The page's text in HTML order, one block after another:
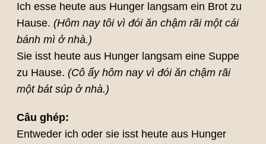
Ich esse heute aus Hunger langsam ein Brot zu
Hause. (Hôm nay tôi vì đói ăn chậm rãi một cái
bánh mì ở nhà.)
Sie isst heute aus Hunger langsam eine Suppe
zu Hause. (Cô ấy hôm nay vì đói ăn chậm rãi
một bát súp ở nhà.)
Câu ghép:
Entweder ich oder sie isst heute aus Hunger